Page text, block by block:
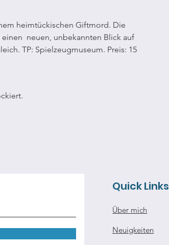
heimtückischen Giftmord. Die
neuen, unbekannten Blick auf
TP: Spielzeugmuseum. Preis: 15
Quick Links
Über mich
Neuigkeiten